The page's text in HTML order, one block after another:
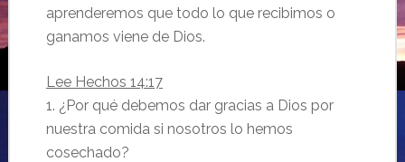
aprenderemos que todo lo que recibimos o
ganamos viene de Dios.
Lee Hechos 14:17
1. ¿Por qué debemos dar gracias a Dios por
nuestra comida si nosotros lo hemos
cosechado?